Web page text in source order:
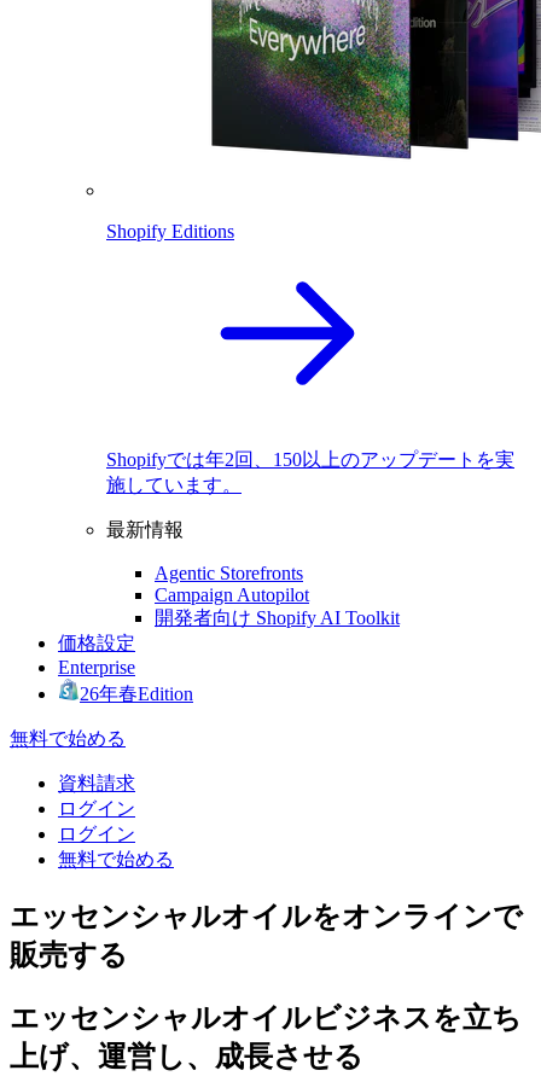
Shopify Editions
Shopifyでは年2回、150以上のアップデートを実
施しています。
最新情報
Agentic Storefronts
Campaign Autopilot
開発者向け Shopify AI Toolkit
価格設定
Enterprise
26年春Edition
無料で始める
資料請求
ログイン
ログイン
無料で始める
エッセンシャルオイルをオンラインで
販売する
エッセンシャルオイルビジネスを立ち
上げ、運営し、成長させる